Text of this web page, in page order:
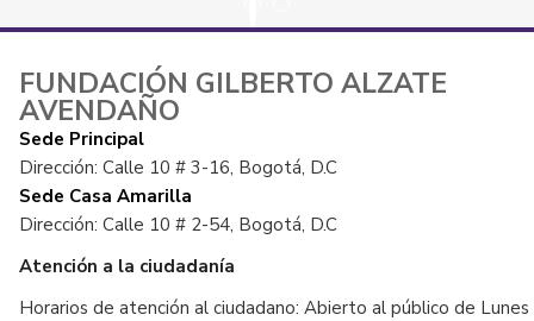
FUNDACIÓN GILBERTO ALZATE
AVENDAÑO
Sede Principal
Dirección: Calle 10 # 3-16, Bogotá, D.C
Sede Casa Amarilla
Dirección: Calle 10 # 2-54, Bogotá, D.C
Atención a la ciudadanía
Horarios de atención al ciudadano: Abierto al público de Lunes